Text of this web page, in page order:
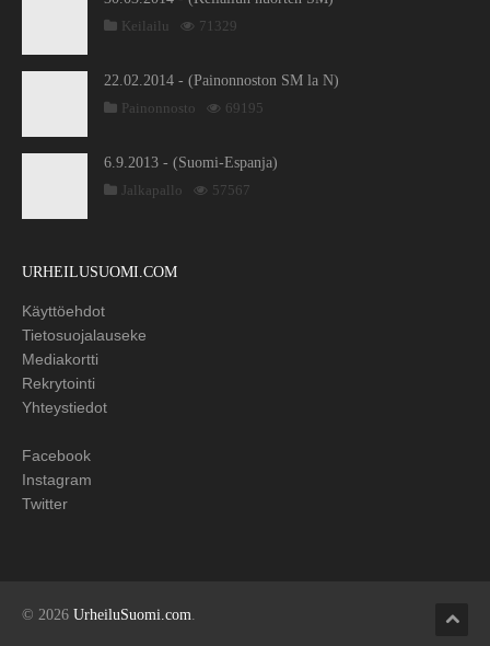
Keilailu
71329
22.02.2014 - (Painonnoston SM la N)
Painonnosto
69195
6.9.2013 - (Suomi-Espanja)
Jalkapallo
57567
URHEILUSUOMI.COM
Käyttöehdot
Tietosuojalauseke
Mediakortti
Rekrytointi
Yhteystiedot
Facebook
Instagram
Twitter
© 2026 UrheiluSuomi.com.